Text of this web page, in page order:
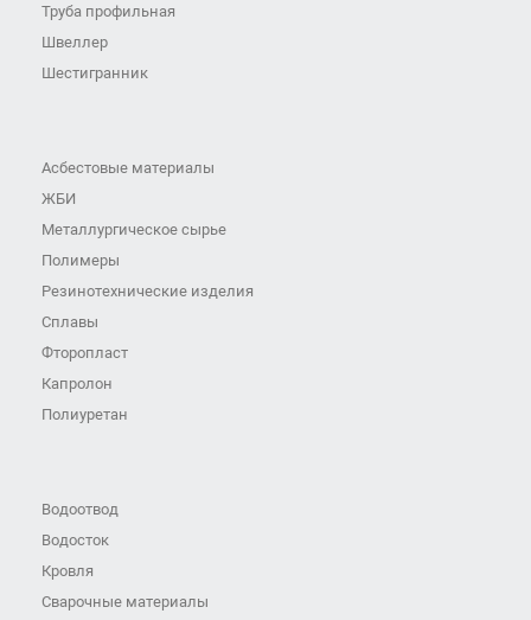
Труба профильная
Швеллер
Шестигранник
Асбестовые материалы
ЖБИ
Металлургическое сырье
Полимеры
Резинотехнические изделия
Сплавы
Фторопласт
Капролон
Полиуретан
Водоотвод
Водосток
Кровля
Сварочные материалы